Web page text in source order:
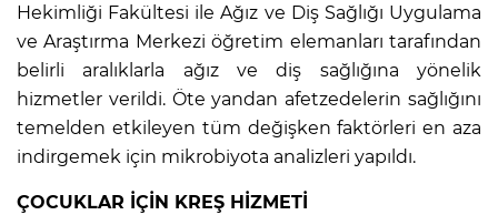
Hekimliği Fakültesi ile Ağız ve Diş Sağlığı Uygulama
ve Araştırma Merkezi öğretim elemanları tarafından
belirli aralıklarla ağız ve diş sağlığına yönelik
hizmetler verildi. Öte yandan afetzedelerin sağlığını
temelden etkileyen tüm değişken faktörleri en aza
indirgemek için mikrobiyota analizleri yapıldı.
ÇOCUKLAR İÇİN KREŞ HİZMETİ